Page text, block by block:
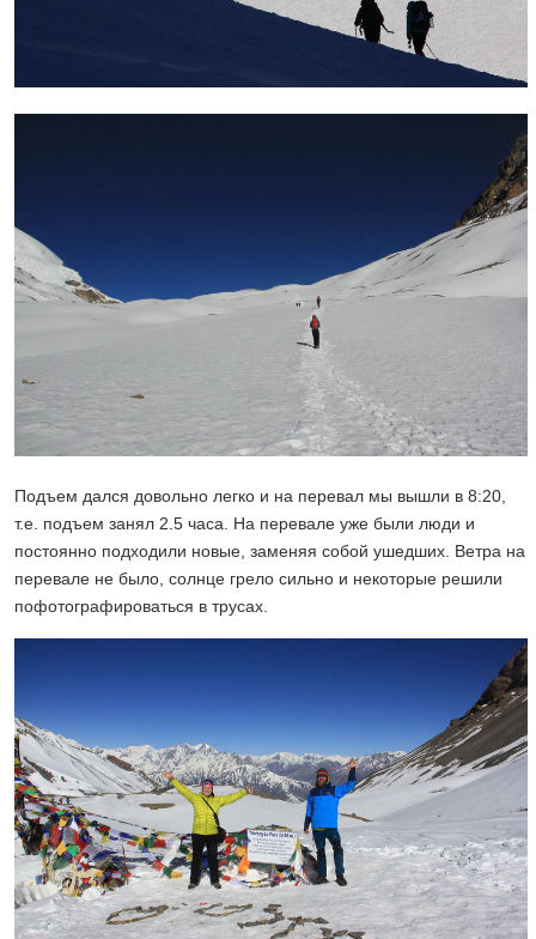
Подъем дался довольно легко и на перевал мы вышли в 8:20,
т.е. подъем занял 2.5 часа. На перевале уже были люди и
постоянно подходили новые, заменяя собой ушедших. Ветра на
перевале не было, солнце грело сильно и некоторые решили
пофотографироваться в трусах.